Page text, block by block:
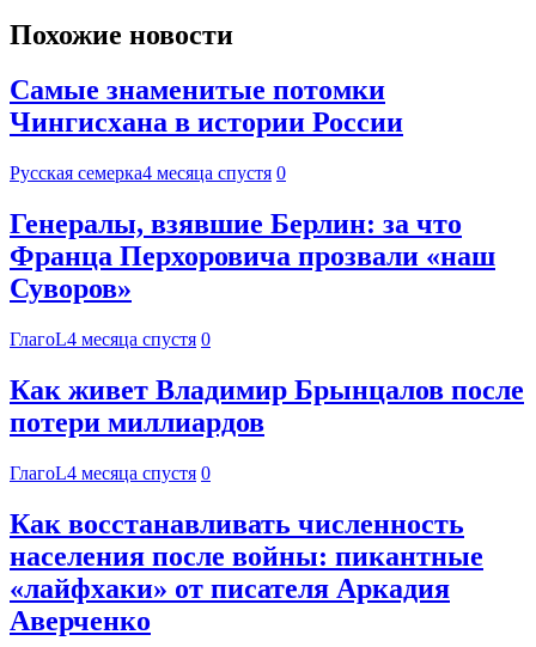
Похожие новости
Самые знаменитые потомки
Чингисхана в истории России
Русская семерка4 месяца спустя 0
Генералы, взявшие Берлин: за что
Франца Перхоровича прозвали «наш
Суворов»
ГлагоL4 месяца спустя 0
Как живет Владимир Брынцалов после
потери миллиардов
ГлагоL4 месяца спустя 0
Как восстанавливать численность
населения после войны: пикантные
«лайфхаки» от писателя Аркадия
Аверченко